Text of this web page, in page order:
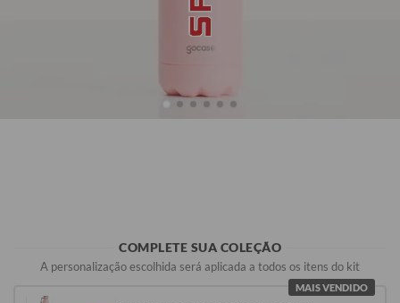
COMPLETE SUA COLEÇÃO
A personalização escolhida será aplicada a todos os itens do kit
MAIS VENDIDO